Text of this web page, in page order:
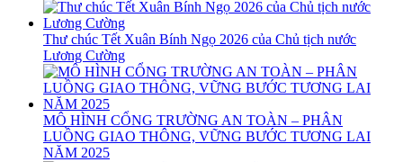
Thư chúc Tết Xuân Bính Ngọ 2026 của Chủ tịch nước
Lương Cường
MÔ HÌNH CỔNG TRƯỜNG AN TOÀN – PHÂN
LUỒNG GIAO THÔNG, VỮNG BƯỚC TƯƠNG LAI
NĂM 2025